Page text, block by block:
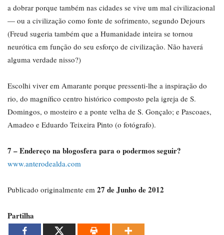
a dobrar porque também nas cidades se vive um mal civilizacional
— ou a civilização como fonte de sofrimento, segundo Dejours
(Freud sugeria também que a Humanidade inteira se tornou
neurótica em função do seu esforço de civilização. Não haverá
alguma verdade nisso?)
Escolhi viver em Amarante porque pressenti-lhe a inspiração do
rio, do magnífico centro histórico composto pela igreja de S.
Domingos, o mosteiro e a ponte velha de S. Gonçalo; e Pascoaes,
Amadeo e Eduardo Teixeira Pinto (o fotógrafo).
7 – Endereço na blogosfera para o podermos seguir?
www.anterodealda.com
Publicado originalmente em 27 de Junho de 2012
Partilha